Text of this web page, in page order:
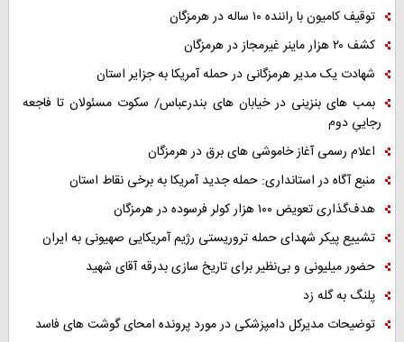
توقیف کامیون با راننده ۱۰ ساله در هرمزگان
کشف ۲۰ هزار ماینر غیرمجاز در هرمزگان
شهادت یک مدیر هرمزگانی در حمله آمریکا به جزایر استان
بمب های بنزینی در خیابان های بندرعباس/ سکوت مسئولان تا فاجعه
رجاییِ دوم
اعلام رسمی آغاز خاموشی های برق در هرمزگان
منبع آگاه در استانداری: حمله جدید آمریکا به برخی نقاط استان
هدف‌گذاری تعویض ۱۰۰ هزار کولر فرسوده در هرمزگان
تشییع پیکر شهدای حمله تروریستی رژیم آمریکایی صهیونی به ایران
حضور میلیونی و بی‌نظیر برای تاریخ سازی بدرقه آقای شهید
پلنگ به گله زد
توضیحات مدیرکل دامپزشکی در مورد پرونده امحای گوشت های فاسد